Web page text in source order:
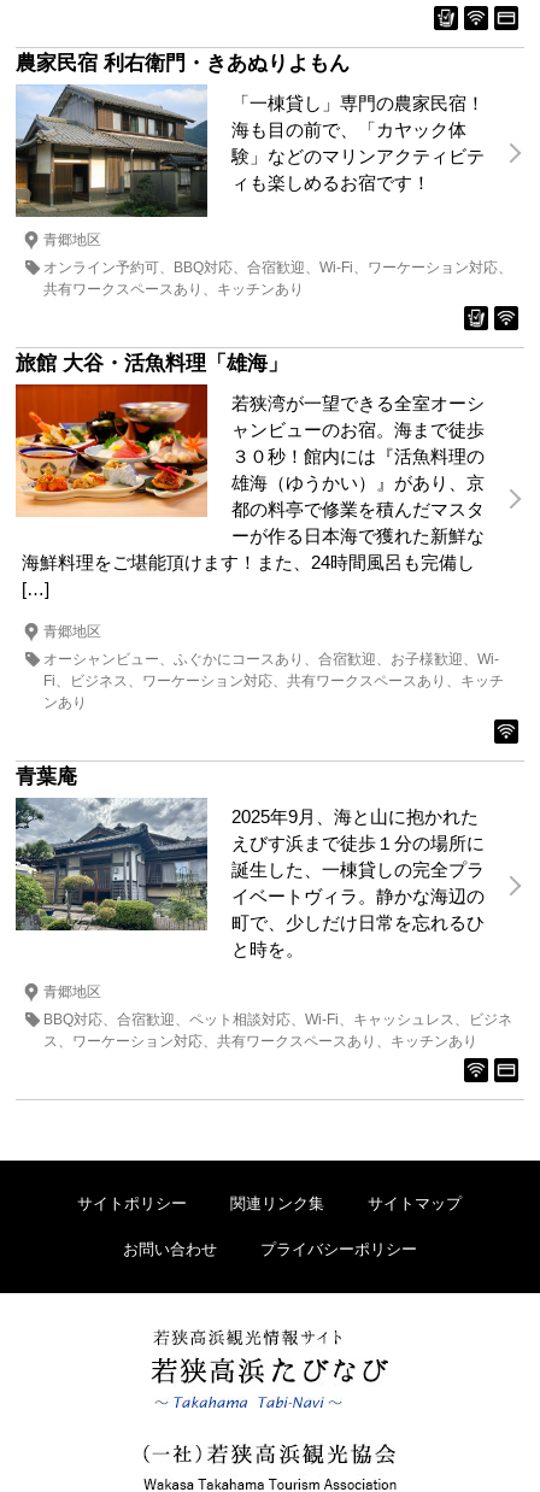
農家民宿 利右衛門・きあぬりよもん
「一棟貸し」専門の農家民宿！
海も目の前で、「カヤック体
験」などのマリンアクティビテ
ィも楽しめるお宿です！
青郷地区
オンライン予約可
BBQ対応 合宿歓迎 Wi-Fi
ワーケーション対応
共有ワークスペースあり
キッチンあり
旅館 大谷・活魚料理「雄海」
若狭湾が一望できる全室オーシ
ャンビューのお宿。海まで徒歩
３０秒！館内には『活魚料理の
雄海（ゆうかい）』があり、京
都の料亭で修業を積んだマスタ
ーが作る日本海で獲れた新鮮な
海鮮料理をご堪能頂けます！また、24時間風呂も完備し
[…]
青郷地区
オーシャンビュー
ふぐかにコースあり 合宿歓迎 お子様歓迎
Wi-
Fi
ビジネス ワーケーション対応 共有ワークスペースあり
キッチ
ンあり
青葉庵
2025年9月、海と山に抱かれた
えびす浜まで徒歩１分の場所に
誕生した、一棟貸しの完全プラ
イベートヴィラ。静かな海辺の
町で、少しだけ日常を忘れるひ
と時を。
青郷地区
BBQ対応
合宿歓迎 ペット相談対応 Wi-Fi キャッシュレス
ビジネ
ス
ワーケーション対応 共有ワークスペースあり キッチンあり
サイトポリシー 関連リンク集 サイトマップ
お問い合わせ プライバシーポリシー